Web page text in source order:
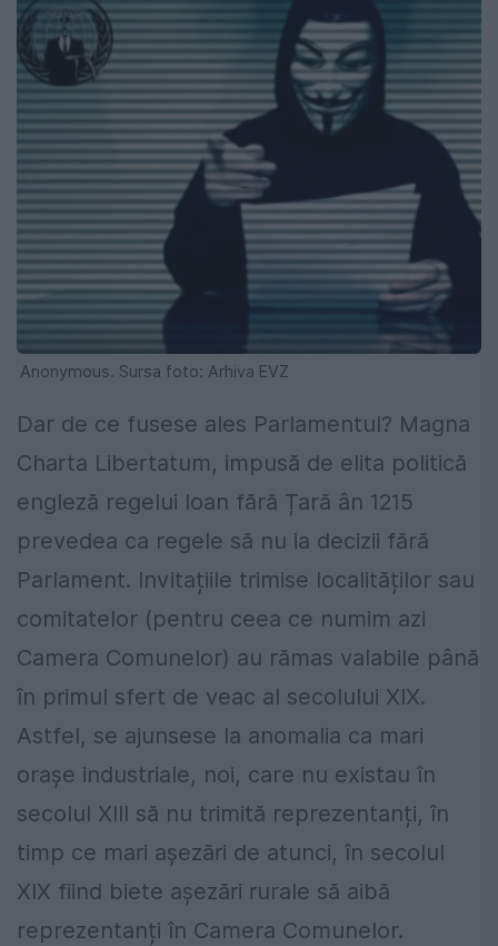
Anonymous. Sursa foto: Arhiva EVZ
Dar de ce fusese ales Parlamentul? Magna
Charta Libertatum, impusă de elita politică
engleză regelui Ioan fără Țară ân 1215
prevedea ca regele să nu ia decizii fără
Parlament. Invitațiile trimise localităților sau
comitatelor (pentru ceea ce numim azi
Camera Comunelor) au rămas valabile până
în primul sfert de veac al secolului XIX.
Astfel, se ajunsese la anomalia ca mari
orașe industriale, noi, care nu existau în
secolul XIII să nu trimită reprezentanți, în
timp ce mari așezări de atunci, în secolul
XIX fiind biete așezări rurale să aibă
reprezentanți în Camera Comunelor.